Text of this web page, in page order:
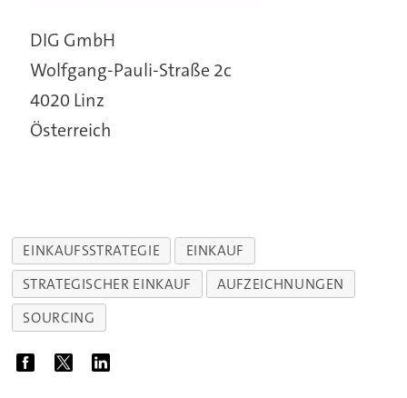
DIG GmbH
Wolfgang-Pauli-Straße 2c
4020 Linz
Österreich
EINKAUFSSTRATEGIE
EINKAUF
STRATEGISCHER EINKAUF
AUFZEICHNUNGEN
SOURCING